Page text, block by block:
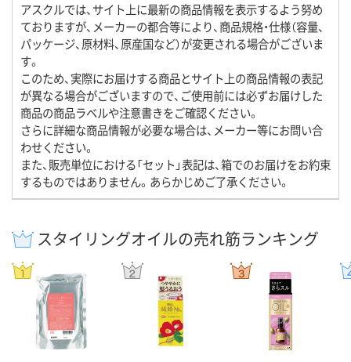
アスクルでは、サイト上に最新の商品情報を表示するよう努め
ておりますが、メーカーの都合等により、商品規格・仕様（容量、
パッケージ、原材料、原産国など）が変更される場合がございま
す。
このため、実際にお届けする商品とサイト上の商品情報の表記
が異なる場合がございますので、ご使用前には必ずお届けした
商品の商品ラベルや注意書きをご確認ください。
さらに詳細な商品情報が必要な場合は、メーカー等にお問い合
わせください。
また、販売単位における「セット」表記は、箱でのお届けをお約束
するものではありません。あらかじめご了承ください。
スタイリングオイルの売れ筋ランキング